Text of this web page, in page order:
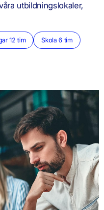
utbildningslokaler,
12 tim Skola 6 tim